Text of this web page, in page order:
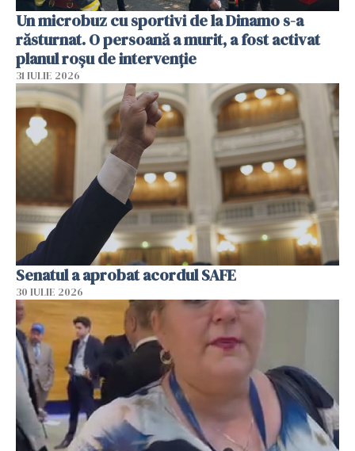
Un microbuz cu sportivi de la Dinamo s-a
răsturnat. O persoană a murit, a fost activat
planul roșu de intervenție
31 IULIE 2026
Senatul a aprobat acordul SAFE
30 IULIE 2026